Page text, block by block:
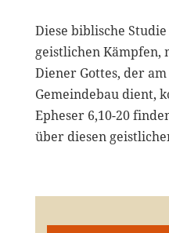
Diese biblische
geistlichen Kämpfen,
Diener Gottes, der
Gemeindebau dient,
Epheser 6,10-20
über diesen